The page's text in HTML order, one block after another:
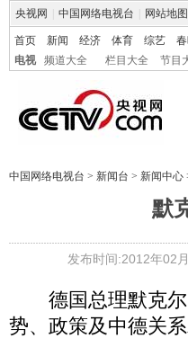
央视网 中国网络电视台 网站地图
首页 新闻 经济 体育 综艺
电视
频道大全 栏目大全 节目
中国网络电视台 > 新闻台 > 新闻中心
默
发布时间:2012年02
德国总理默克尔2
势、政策及中德关